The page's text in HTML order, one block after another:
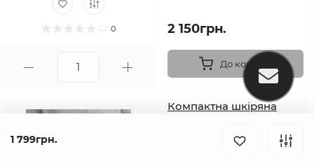
1 799грн.
0 2 150грн.
До кошика
Компактна шкіряна
плече з ручкою
(джентельмена)